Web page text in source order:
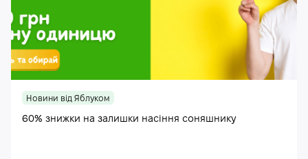
Новини від Яблуком
60% знижки на залишки насіння соняшнику